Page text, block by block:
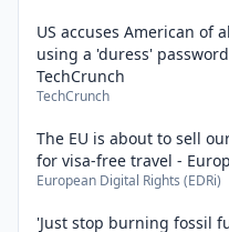
US accuses American of
using a 'duress'
TechCrunch
TechCrunch
The EU is about to sell
for visa-free travel -
European Digital Rights (EDRi)
'Just stop burning fossil